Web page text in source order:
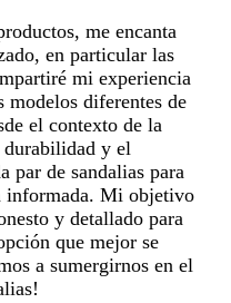
me encanta
en particular las
mi experiencia
modelos diferentes de
el contexto de la
durabilidad y el
par de sandalias para
informada. Mi objetivo
y detallado para
que mejor se
a sumergirnos en el